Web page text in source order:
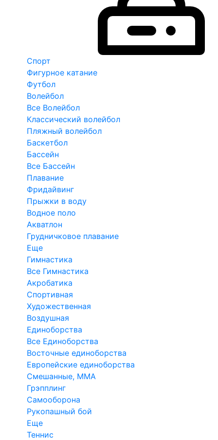
Спорт
Фигурное катание
Футбол
Волейбол
Все Волейбол
Классический волейбол
Пляжный волейбол
Баскетбол
Бассейн
Все Бассейн
Плавание
Фридайвинг
Прыжки в воду
Водное поло
Акватлон
Грудничковое плавание
Еще
Гимнастика
Все Гимнастика
Акробатика
Спортивная
Художественная
Воздушная
Единоборства
Все Единоборства
Восточные единоборства
Европейские единоборства
Смешанные, ММА
Грэпплинг
Самооборона
Рукопашный бой
Еще
Теннис